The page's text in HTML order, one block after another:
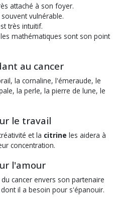
attaché à son foyer.
vulnérable.
très intuitif.
mathématiques sont son point
au cancer
la cornaline, l'émeraude, le
la perle, la pierre de lune, le
le travail
et la citrine les aidera à
concentration.
l'amour
cancer envers son partenaire
il a besoin pour s'épanouir.